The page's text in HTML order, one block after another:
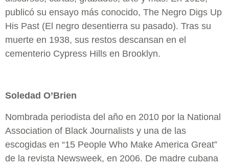
publicó su ensayo más conocido, The Negro Digs Up
His Past (El negro desentierra su pasado). Tras su
muerte en 1938, sus restos descansan en el
cementerio Cypress Hills en Brooklyn.
Soledad O’Brien
Nombrada periodista del año en 2010 por la National
Association of Black Journalists y una de las
escogidas en “15 People Who Make America Great”
de la revista Newsweek, en 2006. De madre cubana